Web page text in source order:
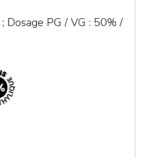
Dosage PG / VG : 50% /